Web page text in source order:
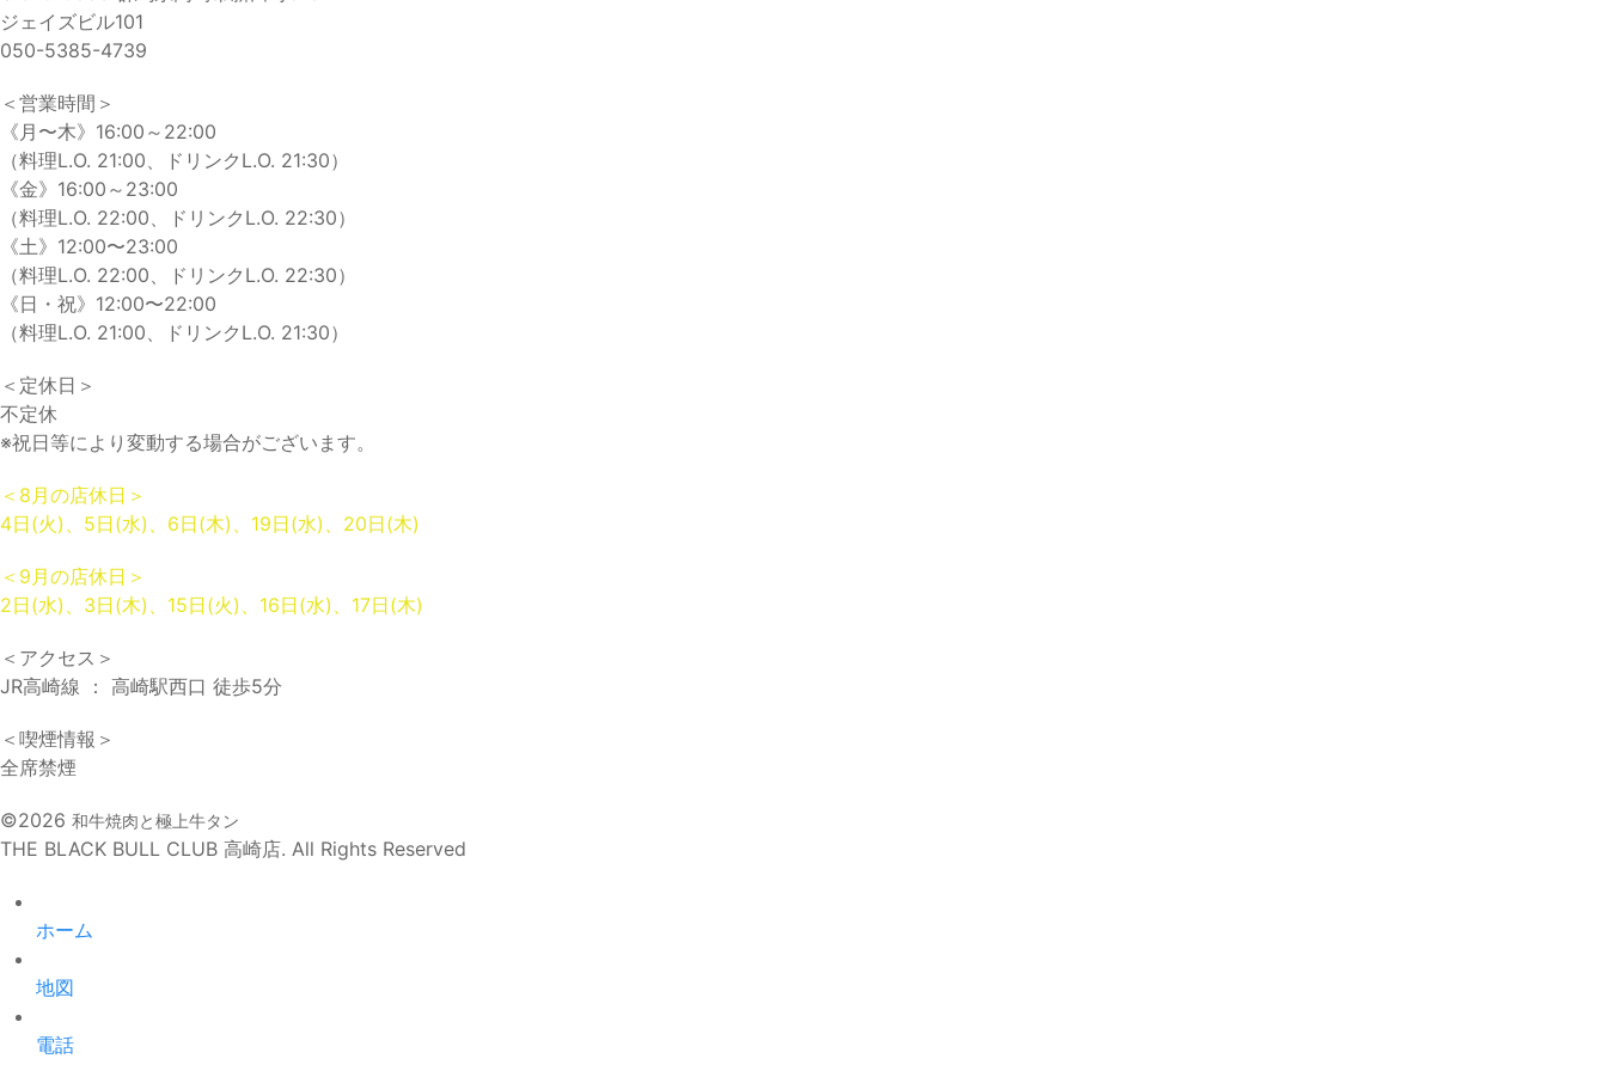
ジェイズビル101
050-5385-4739
＜営業時間＞
《月〜木》16:00～22:00
（料理L.O. 21:00、ドリンクL.O. 21:30）
《金》16:00～23:00
（料理L.O. 22:00、ドリンクL.O. 22:30）
《土》12:00〜23:00
（料理L.O. 22:00、ドリンクL.O. 22:30）
《日・祝》12:00〜22:00
（料理L.O. 21:00、ドリンクL.O. 21:30）
＜定休日＞
不定休
※祝日等により変動する場合がございます。
＜8月の店休日＞
4日(火)、5日(水)、6日(木)、19日(水)、20日(木)
＜9月の店休日＞
2日(水)、3日(木)、15日(火)、16日(水)、17日(木)
＜アクセス＞
JR高崎線 ： 高崎駅西口 徒歩5分
＜喫煙情報＞
全席禁煙
©2026 和牛焼肉と極上牛タン
THE BLACK BULL CLUB 高崎店. All Rights Reserved
ホーム
地図
電話